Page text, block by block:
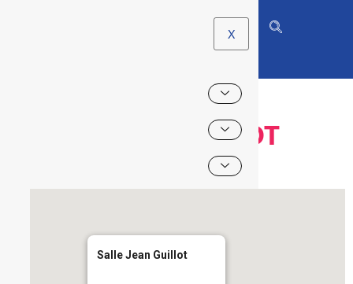
X
SALLE JEAN GUILLOT
Salle Jean Guillot